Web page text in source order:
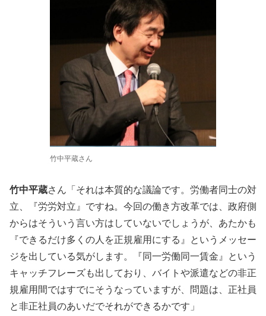
竹中平蔵さん
竹中平蔵さん「それは本質的な議論です。労働者同士の対
立、『労労対立』ですね。今回の働き方改革では、政府側
からはそういう言い方はしていないでしょうが、あたかも
『できるだけ多くの人を正規雇用にする』というメッセー
ジを出している気がします。『同一労働同一賃金』という
キャッチフレーズも出しており、バイトや派遣などの非正
規雇用間ではすでにそうなっていますが、問題は、正社員
と非正社員のあいだでそれができるかです」